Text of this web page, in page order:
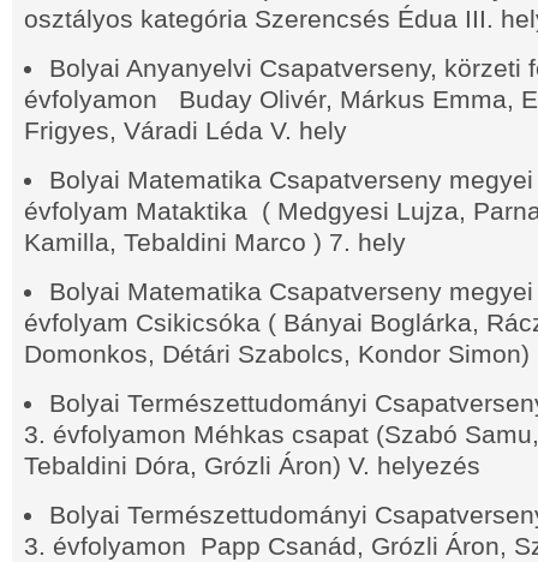
osztályos kategória Szerencsés Édua III.
Bolyai Anyanyelvi Csapatverseny, körzeti
évfolyamon Buday Olivér, Márkus Emma,
Frigyes, Váradi Léda V. hely
Bolyai Matematika Csapatverseny
évfolyam Mataktika ( Medgyesi Lujza,
Kamilla, Tebaldini Marco ) 7. hely
Bolyai Matematika Csapatverseny
évfolyam Csikicsóka ( Bányai Boglárka,
Domonkos, Détári Szabolcs, Kondor Simon)
Bolyai Természettudományi
3. évfolyamon Méhkas csapat (Szabó
Tebaldini Dóra, Grózli Áron) V. helyezés
Bolyai Természettudományi
3. évfolyamon Papp Csanád, Grózli Áron,